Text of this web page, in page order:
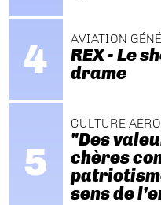
AVIATION
REX - Le
drame
CULTURE AÉRO
"Des
chères
sens de